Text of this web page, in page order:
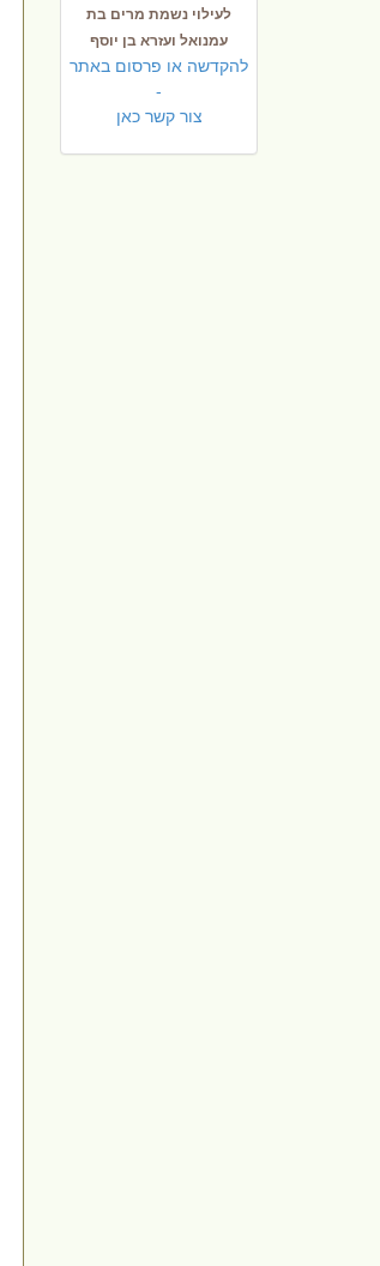
לעילוי נשמת מרים בת
עמנואל ועזרא בן יוסף
להקדשה או פרסום באתר
-
צור קשר כאן